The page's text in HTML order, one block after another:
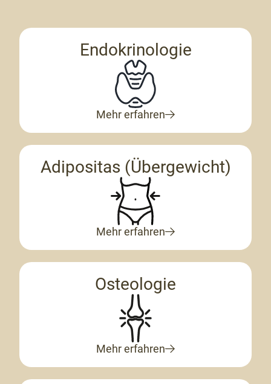
Endokrinologie
Mehr erfahren
Adipositas (Übergewicht)
Mehr erfahren
Osteologie
Mehr erfahren